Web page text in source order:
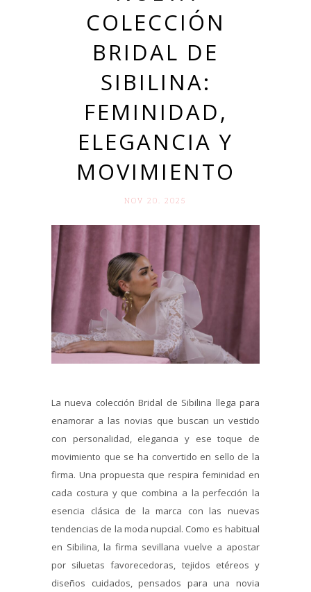
COLECCIÓN
BRIDAL DE
SIBILINA:
FEMINIDAD,
ELEGANCIA Y
MOVIMIENTO
NOV 20. 2025
La nueva colección Bridal de Sibilina llega para
enamorar a las novias que buscan un vestido
con personalidad, elegancia y ese toque de
movimiento que se ha convertido en sello de la
firma. Una propuesta que respira feminidad en
cada costura y que combina a la perfección la
esencia clásica de la marca con las nuevas
tendencias de la moda nupcial. Como es habitual
en Sibilina, la firma sevillana vuelve a apostar
por siluetas favorecedoras, tejidos etéreos y
diseños cuidados, pensados para una novia